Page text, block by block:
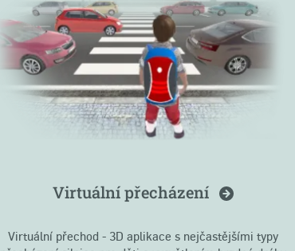
Virtuálnípřecházení
Virtuální přechod - 3D aplikace s nejčastějšími typy